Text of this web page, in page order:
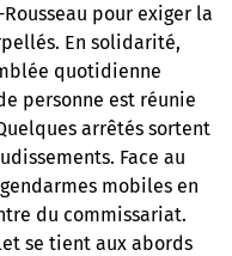
pour exiger la
En solidarité,
quotidienne
personne est réunie
arrêtés sortent
Face au
mobiles en
du commissariat.
se tient aux abords